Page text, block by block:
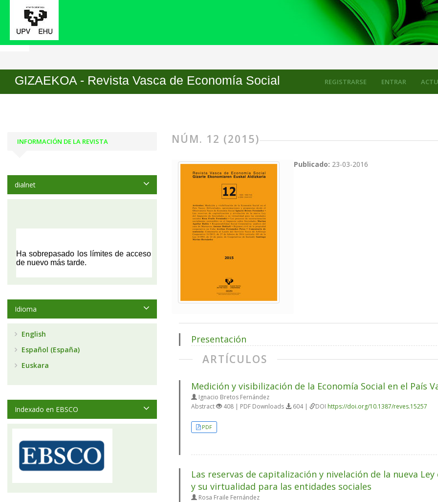
REGISTRARSE ENTRAR
GIZAEKOA - Revista Vasca de Economía Social
Inicio Archivos Núm. 12 (2015)
NÚM. 12 (2015)
Publicado: 23-03-2016
Presentación
ARTÍCULOS
Medición y visibilización de la Economía Social en el País
Ignacio Bretos Fernández
Abstract
408 | PDF Downloads 604 | DOI https://doi.org/10.1387/reves.15257
PDF
Las reservas de capitalización y nivelación de la nueva
y su virtualidad para las entidades sociales
Rosa Fraile Fernández
INFORMACIÓN DE LA REVISTA
dialnet
Idioma
English
Español (España)
Euskara
Indexado en EBSCO